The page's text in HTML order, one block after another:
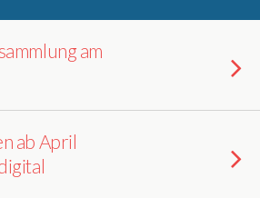
am
ab April